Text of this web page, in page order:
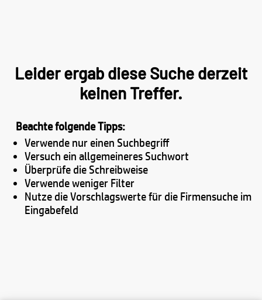
Leider ergab diese Suche derzeit
keinen Treffer.
Beachte folgende Tipps:
Verwende nur einen Suchbegriff
Versuch ein allgemeineres Suchwort
Überprüfe die Schreibweise
Verwende weniger Filter
Nutze die Vorschlagswerte für die Firmensuche im
Eingabefeld